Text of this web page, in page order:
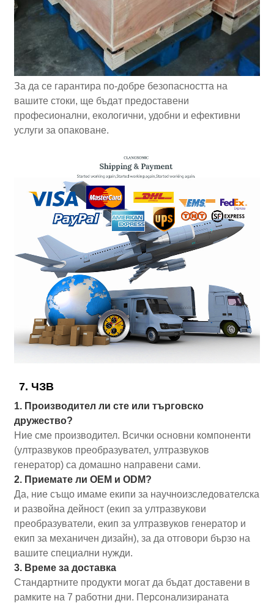
За да се гарантира по-добре безопасността на
вашите стоки, ще бъдат предоставени
професионални, екологични, удобни и ефективни
услуги за опаковане.
7. ЧЗВ
1. Производител ли сте или търговско
дружество?
Ние сме производител. Всички основни компоненти
(ултразвуков преобразувател, ултразвуков
генератор) са домашно направени сами.
2. Приемате ли OEM и ODM?
Да, ние също имаме екипи за научноизследователска
и развойна дейност (екип за ултразвукови
преобразуватели, екип за ултразвуков генератор и
екип за механичен дизайн), за да отговори бързо на
вашите специални нужди.
3. Време за доставка
Стандартните продукти могат да бъдат доставени в
рамките на 7 работни дни. Персонализираната